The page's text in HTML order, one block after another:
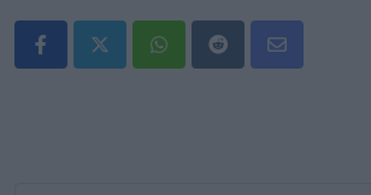
WhatsappRedditShare